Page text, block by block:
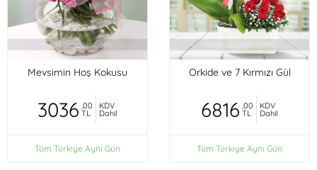
Mevsimin Hoş Kokusu
3036 ,00
TL
KDV
Dahil
Tüm Türkiye Aynı Gün
Orkide ve 7 Kırmızı Gül
6816 ,00
TL
KDV
Dahil
Tüm Türkiye Aynı Gün